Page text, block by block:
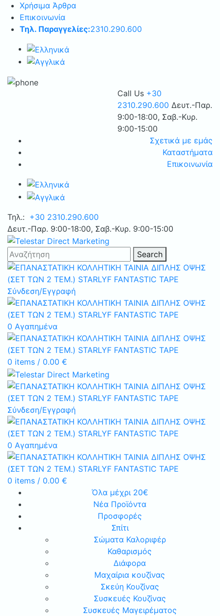
Χρήσιμα Άρθρα
Επικοινωνία
Τηλ. Παραγγελίες:2310.290.600
Call Us +30
2310.290.600 Δευτ.-Παρ.
9:00-18:00, Σαβ.-Κυρ.
9:00-15:00
Σχετικά με εμάς
Καταστήματα
Επικοινωνία
Τηλ.: +30 2310.290.600
Δευτ.-Παρ. 9:00-18:00, Σαβ.-Κυρ. 9:00-15:00
Search
Σύνδεση/Εγγραφή
0 Αγαπημένα
0 items / 0.00 €
Σύνδεση/Εγγραφή
0 Αγαπημένα
0 items / 0.00 €
Όλα μέχρι 20€
Νέα Προϊόντα
Προσφορές
Σπίτι
Σώματα Καλοριφέρ
Καθαρισμός
Διάφορα
Μαχαίρια κουζίνας
Σκεύη Κουζίνας
Συσκευές Κουζίνας
Συσκευές Μαγειρέματος